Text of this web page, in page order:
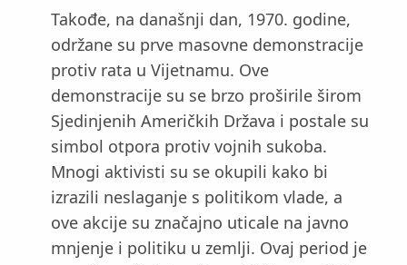
Takođe, na današnji dan, 1970. godine,
održane su prve masovne demonstracije
protiv rata u Vijetnamu. Ove
demonstracije su se brzo proširile širom
Sjedinjenih Američkih Država i postale su
simbol otpora protiv vojnih sukoba.
Mnogi aktivisti su se okupili kako bi
izrazili neslaganje s politikom vlade, a
ove akcije su značajno uticale na javno
mnjenje i politiku u zemlji. Ovaj period je